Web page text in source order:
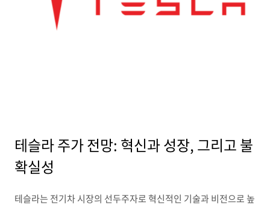
테슬라 주가 전망: 혁신과 성장, 그리고 불
확실성
테슬라는 전기차 시장의 선두주자로 혁신적인 기술과 비전으로 높